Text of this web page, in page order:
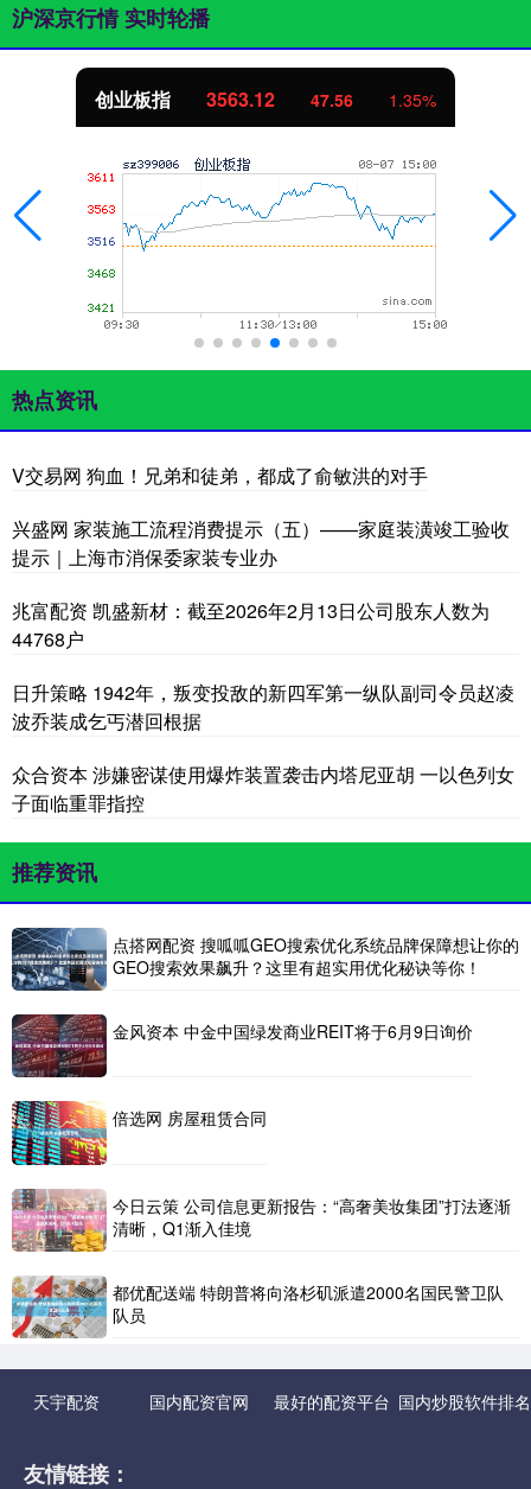
沪深京行情 实时轮播
创业板指 3563.12 47.56 1.35%
热点资讯
V交易网 狗血！兄弟和徒弟，都成了俞敏洪的对手
兴盛网 家装施工流程消费提示（五）——家庭装潢竣工验收
提示｜上海市消保委家装专业办
兆富配资 凯盛新材：截至2026年2月13日公司股东人数为
44768户
日升策略 1942年，叛变投敌的新四军第一纵队副司令员赵凌
波乔装成乞丐潜回根据
众合资本 涉嫌密谋使用爆炸装置袭击内塔尼亚胡 一以色列女
子面临重罪指控
推荐资讯
点搭网配资 搜呱呱GEO搜索优化系统品牌保障想让你的
GEO搜索效果飙升？这里有超实用优化秘诀等你！
金风资本 中金中国绿发商业REIT将于6月9日询价
倍选网 房屋租赁合同
今日云策 公司信息更新报告：“高奢美妆集团”打法逐渐
清晰，Q1渐入佳境
都优配送端 特朗普将向洛杉矶派遣2000名国民警卫队
队员
天宇配资 国内配资官网 最好的配资平台 国内炒股软件排名
友情链接：